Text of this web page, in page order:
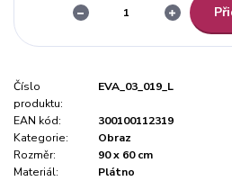
Číslo
produktu:
EVA_03_019_L
EAN kód:
300100112319
Kategorie:
Obraz
Rozměr:
90 x 60 cm
Materiál:
Plátno